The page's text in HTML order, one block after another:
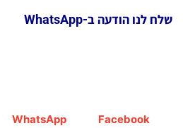
שלח לנו הודעה ב-WhatsApp
Facebook
WhatsApp